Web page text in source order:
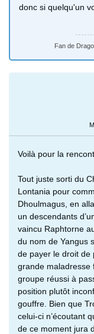
donc si quelqu'un
Fan de
Voilà pour la
Tout juste sorti du
Lontania pour
Dhoulmagus, en
un descendants
vaincu Raphtorne
du nom de Yangus
de payer le droit de
grande maladresse
groupe réussi à
position plutôt
gouffre. Bien que
celui-ci n’écoutant
de ce moment jura